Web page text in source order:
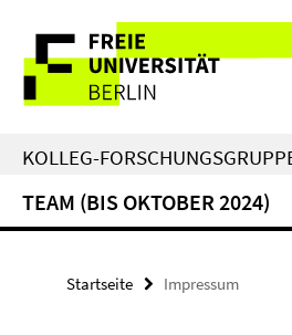
direkt
Inhalt
Service-
Navigation
KOLLEG-
TEAM (BIS OKTOBER 2024)
Startseite Impressum